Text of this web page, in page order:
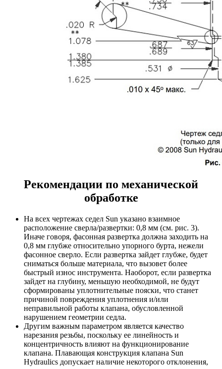
Рекомендации по механической
обработке
На всех чертежах седел Sun указано взаимное
расположение сверла/развертки: 0,8 мм (см. рис. 3).
Иначе говоря, фасонная развертка должна заходить на
0,8 мм глубже относительно упорного бурта, нежели
фасонное сверло. Если развертка зайдет глубже, будет
сниматься больше материала, что вызовет более
быстрый износ инструмента. Наоборот, если развертка
зайдет на глубину, меньшую необходимой, не будут
сформированы уплотнительные пояски, что станет
причиной повреждения уплотнения и/или
неправильной работы клапана, обусловленной
нарушением геометрии седла.
Другим важным параметром является качество
нарезания резьбы, поскольку ее линейность и
концентричность влияют на функционирование
клапана. Плавающая конструкция клапана Sun
Hydraulics допускает наличие некоторого отклонения,